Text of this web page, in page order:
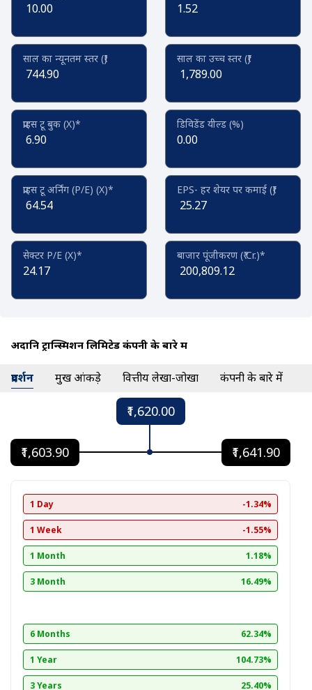
10.00 1.52
साल का न्यूनतम स्तर (₹)
744.90
साल का उच्च स्तर (₹)
1,789.00
प्राइस टू बुक (X)*
6.90
डिविडेंड यील्ड (%)
0.00
प्राइस टू अर्निंग (P/E) (X)*
64.54
EPS- हर शेयर पर कमाई (₹)
25.27
सेक्टर P/E (X)*
24.17
बाजार पूंजीकरण (₹ Cr.)*
200,809.12
अदानि ट्रान्स्मिशन लिमिटेड कंपनी के बारे में
प्रदर्शन प्रमुख आंकड़े वित्तीय लेखा-जोखा कंपनी के बारे में
₹1,620.00
₹1,603.90 ₹1,641.90
1 Day -1.34%
1 Week -1.55%
1 Month 1.18%
3 Month 16.49%
6 Months 62.34%
1 Year 104.73%
3 Years 25.40%